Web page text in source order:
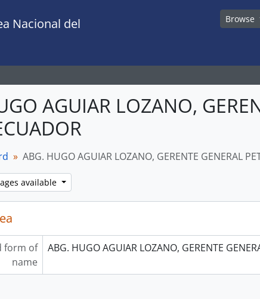
Nacional del
Browse
AGUIAR LOZANO,
ABG. HUGO AGUIAR LOZANO, GERENTE GENERAL
available
form of
name
ABG. HUGO AGUIAR LOZANO, GERENTE